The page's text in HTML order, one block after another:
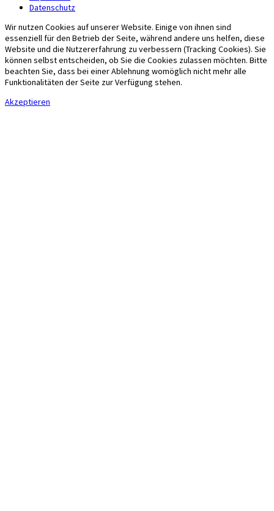
Datenschutz
Wir nutzen Cookies auf unserer Website. Einige von ihnen sind
essenziell für den Betrieb der Seite, während andere uns helfen, diese
Website und die Nutzererfahrung zu verbessern (Tracking Cookies). Sie
können selbst entscheiden, ob Sie die Cookies zulassen möchten. Bitte
beachten Sie, dass bei einer Ablehnung womöglich nicht mehr alle
Funktionalitäten der Seite zur Verfügung stehen.
Akzeptieren